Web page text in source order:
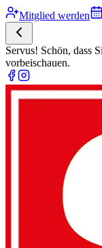
Mitglied werden
Servus! Schön, dass
vorbeischauen.